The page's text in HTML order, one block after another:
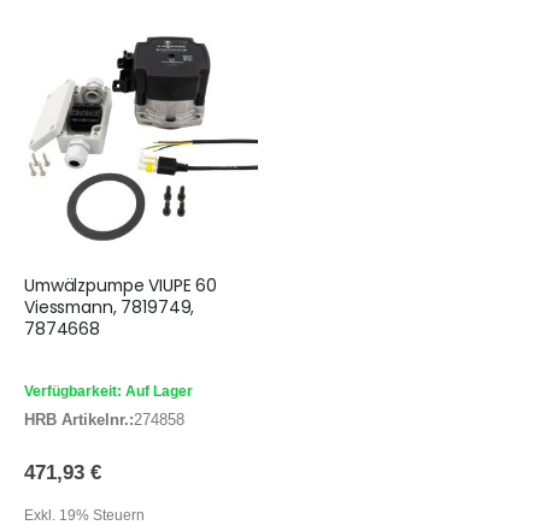
Umwälzpumpe VIUPE 60
Viessmann, 7819749,
7874668
Verfügbarkeit: Auf Lager
HRB Artikelnr.:274858
471,93 €
Exkl. 19% Steuern